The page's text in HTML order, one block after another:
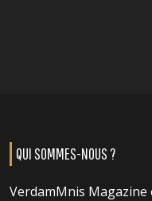
QUI SOMMES-NOUS ?
VerdamMnis Magazine